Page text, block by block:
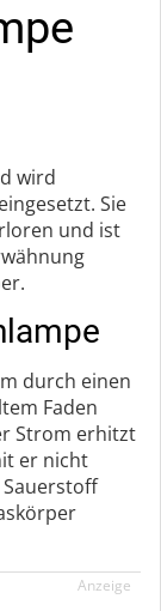
wird
Sie
und ist
durch einen
Faden
Strom erhitzt
er nicht
Anzeige